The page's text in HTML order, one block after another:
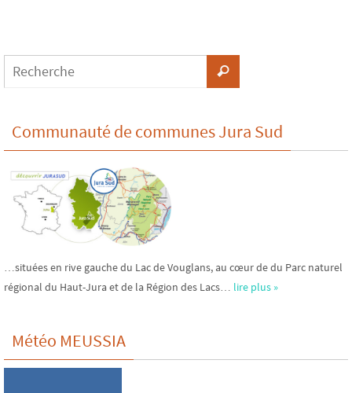
Communauté de communes Jura Sud
…situées en rive gauche du Lac de Vouglans, au cœur de du Parc naturel
régional du Haut-Jura et de la Région des Lacs… lire plus »
Météo MEUSSIA